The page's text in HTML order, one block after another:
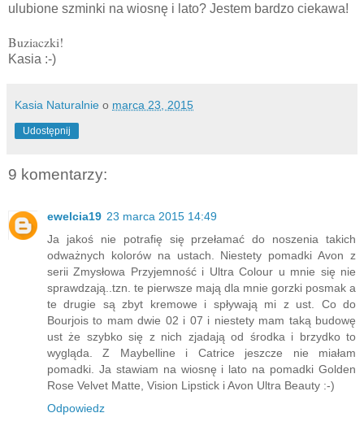
ulubione szminki na wiosnę i lato? Jestem bardzo ciekawa!
Buziaczki!
Kasia :-)
Kasia Naturalnie o marca 23, 2015
Udostępnij
9 komentarzy:
ewelcia19 23 marca 2015 14:49
Ja jakoś nie potrafię się przełamać do noszenia takich
odważnych kolorów na ustach. Niestety pomadki Avon z
serii Zmysłowa Przyjemność i Ultra Colour u mnie się nie
sprawdzają..tzn. te pierwsze mają dla mnie gorzki posmak a
te drugie są zbyt kremowe i spływają mi z ust. Co do
Bourjois to mam dwie 02 i 07 i niestety mam taką budowę
ust że szybko się z nich zjadają od środka i brzydko to
wygląda. Z Maybelline i Catrice jeszcze nie miałam
pomadki. Ja stawiam na wiosnę i lato na pomadki Golden
Rose Velvet Matte, Vision Lipstick i Avon Ultra Beauty :-)
Odpowiedz